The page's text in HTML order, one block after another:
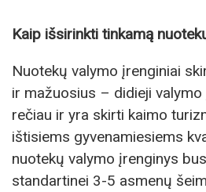
Kaip išsirinkti tinkamą
Nuotekų valymo įrenginiai
ir mažuosius – didieji
rečiau ir yra skirti kaimo
ištisiems gyvenamiesiems
nuotekų valymo įrenginys
standartinei 3-5 asmenų